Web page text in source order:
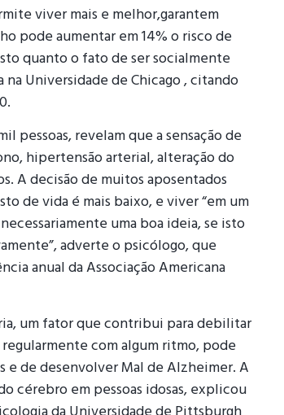
viver mais e melhor,garantem
pode aumentar em 14% o risco de
quanto o fato de ser socialmente
Universidade de Chicago , citando
pessoas, revelam que a sensação de
hipertensão arterial, alteração do
A decisão de muitos aposentados
de vida é mais baixo, e viver “em um
uma boa ideia, se isto
adverte o psicólogo, que
anual da Associação Americana
um fator que contribui para debilitar
com algum ritmo, pode
e de desenvolver Mal de Alzheimer. A
cérebro em pessoas idosas, explicou